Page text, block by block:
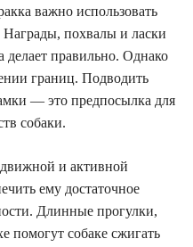
важно использовать
похвалы и ласки
делает правильно. Однако
границ. Подводить
— это предпосылка для
собаки.
и активной
ему достаточное
Длинные прогулки,
помогут собаке сжигать